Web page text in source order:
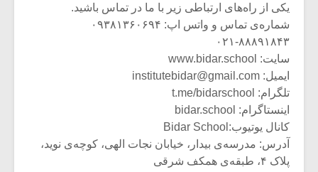
یکی از راه‌های ارتباطی زیر با ما در تماس باشید.
شماره‌ی تماس و واتس اپ: ۰۹۳۸۱۳۶۰۶۹۴
۰۲۱-۸۸۸۹۱۸۴۳
سایت: www.bidar.school
ایمیل: institutebidar@gmail.com
تلگرام: t.me/bidarschool
اینستاگرام: bidar.school
کانال یوتیوب:Bidar School
آدرس: مدرسه‌ی بیدار، خیابان نجات الهی، کوچه‌ی نوید،
پلاک ۴، طبقه‌ی همکف شرقی